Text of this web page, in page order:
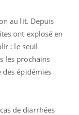
au lit. Depuis
ont explosé en
: le seuil
les prochains
des épidémies
de diarrhées